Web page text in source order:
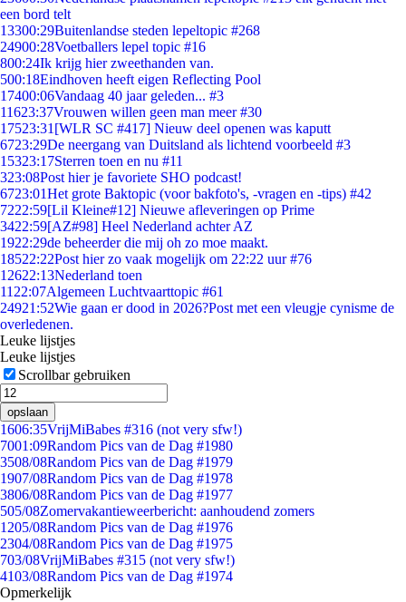
een bord telt
13300:29Buitenlandse steden lepeltopic #268
24900:28Voetballers lepel topic #16
800:24Ik krijg hier zweethanden van.
500:18Eindhoven heeft eigen Reflecting Pool
17400:06Vandaag 40 jaar geleden... #3
11623:37Vrouwen willen geen man meer #30
17523:31 [WLR SC #417] Nieuw deel openen was kaputt
6723:29De neergang van Duitsland als lichtend voorbeeld #3
15323:17Sterren toen en nu #11
323:08Post hier je favoriete SHO podcast!
6723:01Het grote Baktopic (voor bakfoto's, -vragen en -tips) #42
7222:59[Lil Kleine#12] Nieuwe afleveringen op Prime
3422:59[AZ#98] Heel Nederland achter AZ
1922:29de beheerder die mij oh zo moe maakt.
18522:22Post hier zo vaak mogelijk om 22:22 uur #76
12622:13Nederland toen
11 22:07Algemeen Luchtvaarttopic #61
24921:52Wie gaan er dood in 2026?Post met een vleugje cynisme de
overledenen.
Leuke lijstjes
Leuke lijstjes
Scrollbar gebruiken
opslaan
1606:35VrijMiBabes #316 (not very sfw!)
7001:09Random Pics van de Dag #1980
3508/08Random Pics van de Dag #1979
1907/08Random Pics van de Dag #1978
3806/08Random Pics van de Dag #1977
505/08Zomervakantieweerbericht: aanhoudend zomers
1205/08Random Pics van de Dag #1976
2304/08Random Pics van de Dag #1975
703/08VrijMiBabes #315 (not very sfw!)
4103/08Random Pics van de Dag #1974
Opmerkelijk